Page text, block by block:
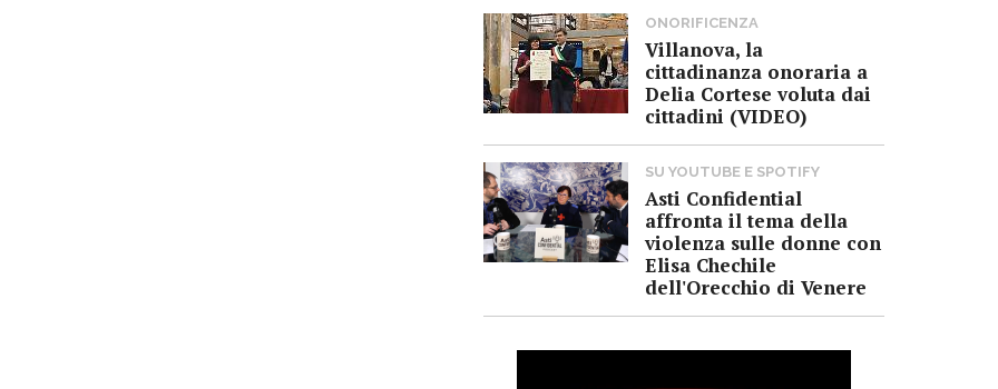
ONORIFICENZA
Villanova, la
cittadinanza onoraria a
Delia Cortese voluta dai
cittadini (VIDEO)
SU YOUTUBE E SPOTIFY
Asti Confidential
affronta il tema della
violenza sulle donne con
Elisa Chechile
dell'Orecchio di Venere